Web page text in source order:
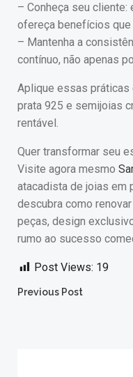
– Conheça seu cliente:
ofereça benefícios
– Mantenha a
contínuo, não apenas
Aplique essas práticas
prata 925 e semijoias
rentável.
Quer transformar seu
Visite agora mesmo
atacadista de joias em
descubra como
peças, design
rumo ao sucesso
Post Views: 19
Post
Previous Post